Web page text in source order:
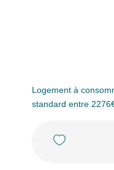
Logement à
standard entre